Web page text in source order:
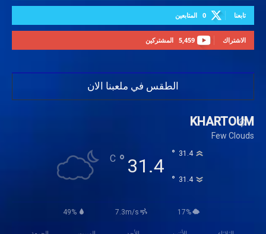
0 المتابعين تابعنا
5,459 المشتركين الاشتراك
الطقس في ملعبنا الان
KHARTOUM
Few Clouds
31.4
°
C 31.4
°
31.4
°
49% 7.3m/s 17%